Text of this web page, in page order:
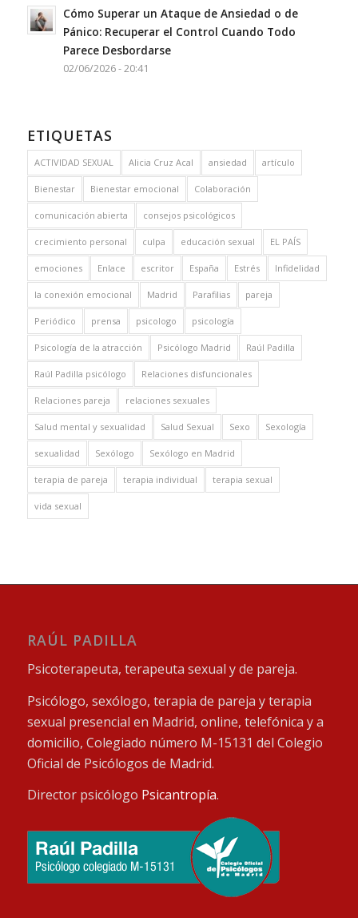
Cómo Superar un Ataque de Ansiedad o de
Pánico: Recuperar el Control Cuando Todo
Parece Desbordarse
02/06/2026 - 20:41
ETIQUETAS
ACTIVIDAD SEXUAL Alicia Cruz Acal ansiedad artículo
Bienestar Bienestar emocional Colaboración
comunicación abierta consejos psicológicos
crecimiento personal culpa educación sexual EL PAÍS
emociones Enlace escritor España Estrés Infidelidad
la conexión emocional Madrid Parafilias pareja
Periódico prensa psicologo psicología
Psicología de la atracción Psicólogo Madrid Raúl Padilla
Raúl Padilla psicólogo Relaciones disfuncionales
Relaciones pareja relaciones sexuales
Salud mental y sexualidad Salud Sexual Sexo Sexología
sexualidad Sexólogo Sexólogo en Madrid
terapia de pareja terapia individual terapia sexual
vida sexual
RAÚL PADILLA
Psicoterapeuta, terapeuta sexual y de pareja.
Psicólogo, sexólogo, terapia de pareja y terapia
sexual presencial en Madrid, online, telefónica y a
domicilio, Colegiado número M-15131 del Colegio
Oficial de Psicólogos de Madrid.
Director psicólogo Psicantropía.